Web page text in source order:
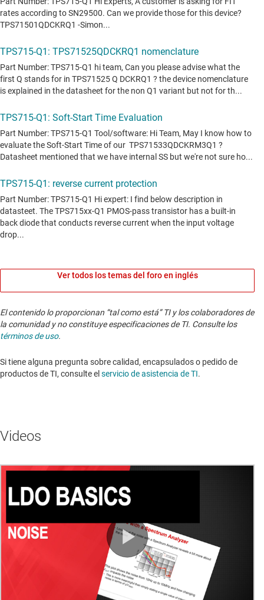
Ver todos los temas del foro en inglés
El contenido lo proporcionan “tal como está” TI y los colaboradores de
la comunidad y no constituye especificaciones de TI. Consulte los
términos de uso.
Si tiene alguna pregunta sobre calidad, encapsulados o pedido de
productos de TI, consulte el servicio de asistencia de TI. ​​​​​​​​​​​​​​
Videos